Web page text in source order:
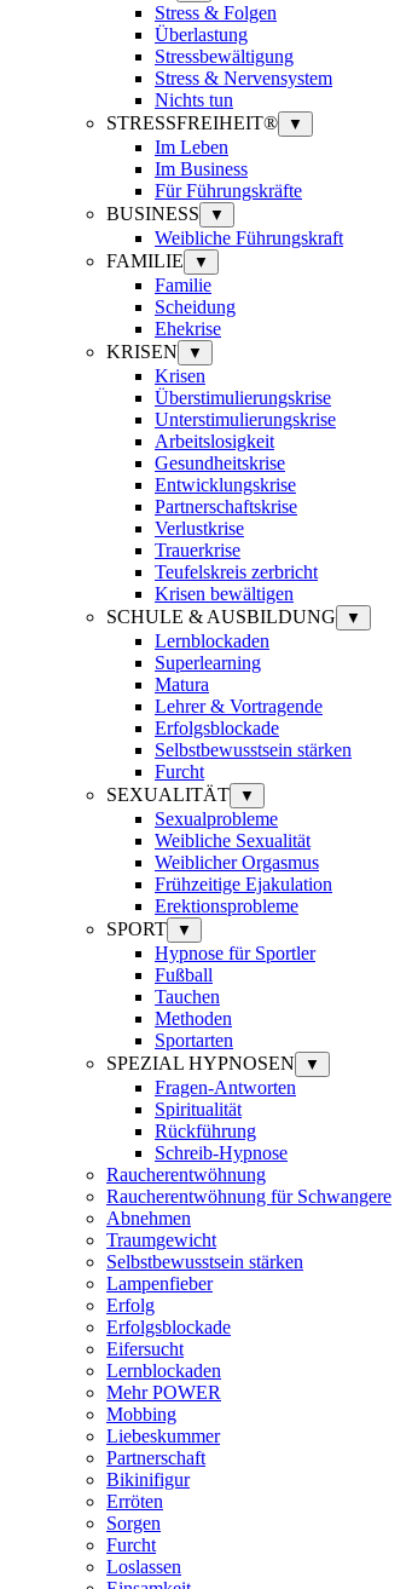
Stress & Folgen
Überlastung
Stressbewältigung
Stress & Nervensystem
Nichts tun
STRESSFREIHEIT®
▼
Im Leben
Im Business
Für Führungskräfte
BUSINESS
▼
Weibliche Führungskraft
FAMILIE
▼
Familie
Scheidung
Ehekrise
KRISEN
▼
Krisen
Überstimulierungskrise
Unterstimulierungskrise
Arbeitslosigkeit
Gesundheitskrise
Entwicklungskrise
Partnerschaftskrise
Verlustkrise
Trauerkrise
Teufelskreis zerbricht
Krisen bewältigen
SCHULE & AUSBILDUNG
▼
Lernblockaden
Superlearning
Matura
Lehrer & Vortragende
Erfolgsblockade
Selbstbewusstsein stärken
Furcht
SEXUALITÄT
▼
Sexualprobleme
Weibliche Sexualität
Weiblicher Orgasmus
Frühzeitige Ejakulation
Erektionsprobleme
SPORT
▼
Hypnose für Sportler
Fußball
Tauchen
Methoden
Sportarten
SPEZIAL HYPNOSEN
▼
Fragen-Antworten
Spiritualität
Rückführung
Schreib-Hypnose
Raucherentwöhnung
Raucherentwöhnung für Schwangere
Abnehmen
Traumgewicht
Selbstbewusstsein stärken
Lampenfieber
Erfolg
Erfolgsblockade
Eifersucht
Lernblockaden
Mehr POWER
Mobbing
Liebeskummer
Partnerschaft
Bikinifigur
Erröten
Sorgen
Furcht
Loslassen